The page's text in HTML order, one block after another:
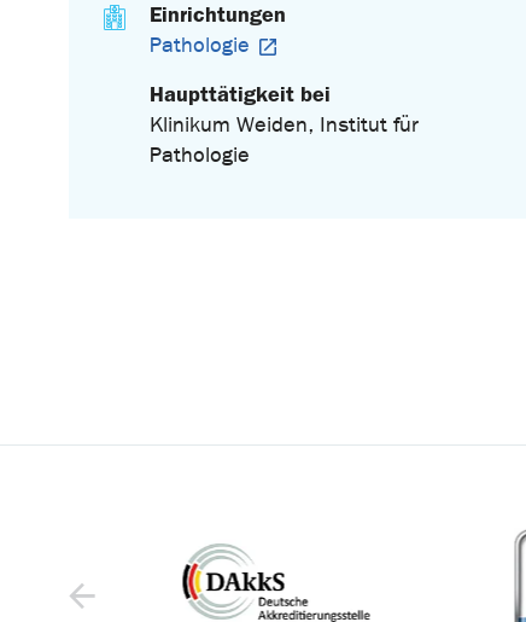
Einrichtungen
Pathologie
Haupttätigkeit bei
Klinikum Weiden, Institut für
Pathologie